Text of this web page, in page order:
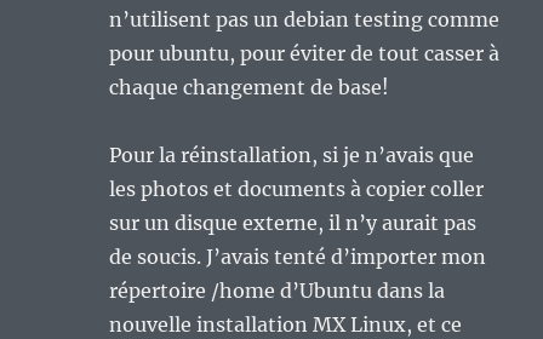
n’utilisent pas un debian testing comme
pour ubuntu, pour éviter de tout casser à
chaque changement de base!
Pour la réinstallation, si je n’avais que
les photos et documents à copier coller
sur un disque externe, il n’y aurait pas
de soucis. J’avais tenté d’importer mon
répertoire /home d’Ubuntu dans la
nouvelle installation MX Linux, et ce